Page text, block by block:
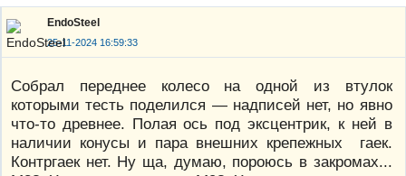
EndoSteel
25-11-2024 16:59:33
Собрал переднее колесо на одной из втулок
которыми тесть поделился — надписей нет, но явно
что-то древнее. Полая ось под эксцентрик, к ней в
наличии конусы и пара внешних крепежных гаек.
Контргаек нет. Ну ща, думаю, пороюсь в закромах...